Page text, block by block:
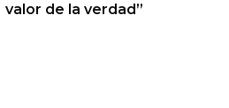
valor de la verdad”